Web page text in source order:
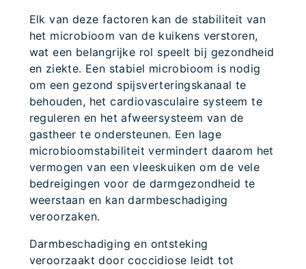
Elk van deze factoren kan de stabiliteit van
het microbioom van de kuikens verstoren,
wat een belangrijke rol speelt bij gezondheid
en ziekte. Een stabiel microbioom is nodig
om een gezond spijsverteringskanaal te
behouden, het cardiovasculaire systeem te
reguleren en het afweersysteem van de
gastheer te ondersteunen. Een lage
microbioomstabiliteit vermindert daarom het
vermogen van een vleeskuiken om de vele
bedreigingen voor de darmgezondheid te
weerstaan en kan darmbeschadiging
veroorzaken.
Darmbeschadiging en ontsteking
veroorzaakt door coccidiose leidt tot